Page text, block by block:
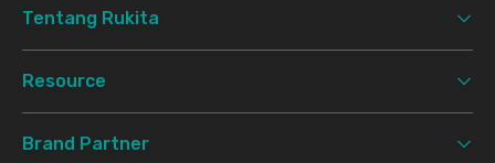
Tentang Rukita
Resource
Brand Partner